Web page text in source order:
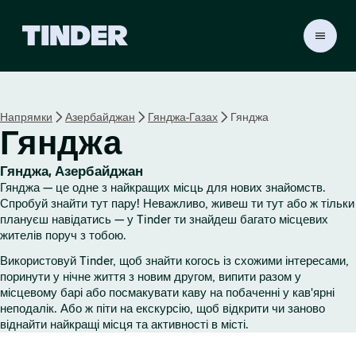
н
т
о
р
і
а
T
i
n
Напрямки Азербайджан Гянджа-Газах Гянджа
Гянджа
Гянджа, Азербайджан
Гянджа — це одне з найкращих місць для нових знайомств.
Спробуй знайти тут пару! Неважливо, живеш ти тут або ж тільки
плануєш навідатись — у Tinder ти знайдеш багато місцевих
жителів поруч з тобою.
Використовуй Tinder, щоб знайти когось із схожими інтересами,
поринути у нічне життя з новим другом, випити разом у
місцевому барі або посмакувати каву на побаченні у кав'ярні
неподалік. Або ж піти на екскурсію, щоб відкрити чи заново
віднайти найкращі місця та активності в місті.